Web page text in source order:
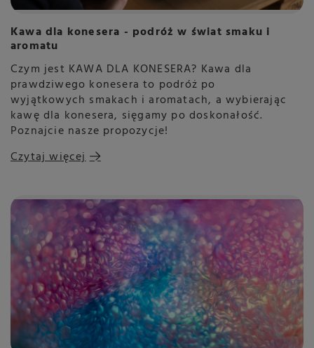
Kawa dla konesera - podróż w świat smaku i
aromatu
Czym jest KAWA DLA KONESERA? Kawa dla
prawdziwego konesera to podróż po
wyjątkowych smakach i aromatach, a wybierając
kawę dla konesera, sięgamy po doskonałość.
Poznajcie nasze propozycje!
Czytaj więcej